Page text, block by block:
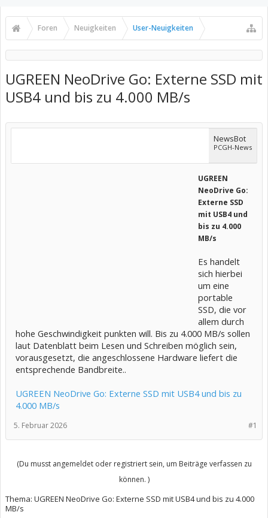
Foren Neuigkeiten User-Neuigkeiten
UGREEN NeoDrive Go: Externe SSD mit
USB4 und bis zu 4.000 MB/s
NewsBot
PCGH-News
UGREEN
NeoDrive Go:
Externe SSD
mit USB4 und
bis zu 4.000
MB/s
Es handelt
sich hierbei
um eine
portable
SSD, die vor
allem durch
hohe Geschwindigkeit punkten will. Bis zu 4.000 MB/s sollen
laut Datenblatt beim Lesen und Schreiben möglich sein,
vorausgesetzt, die angeschlossene Hardware liefert die
entsprechende Bandbreite..
UGREEN NeoDrive Go: Externe SSD mit USB4 und bis zu
4.000 MB/s
#1
5. Februar 2026
(Du musst angemeldet oder registriert sein, um Beiträge verfassen zu
können. )
Thema: UGREEN NeoDrive Go: Externe SSD mit USB4 und bis zu 4.000
MB/s